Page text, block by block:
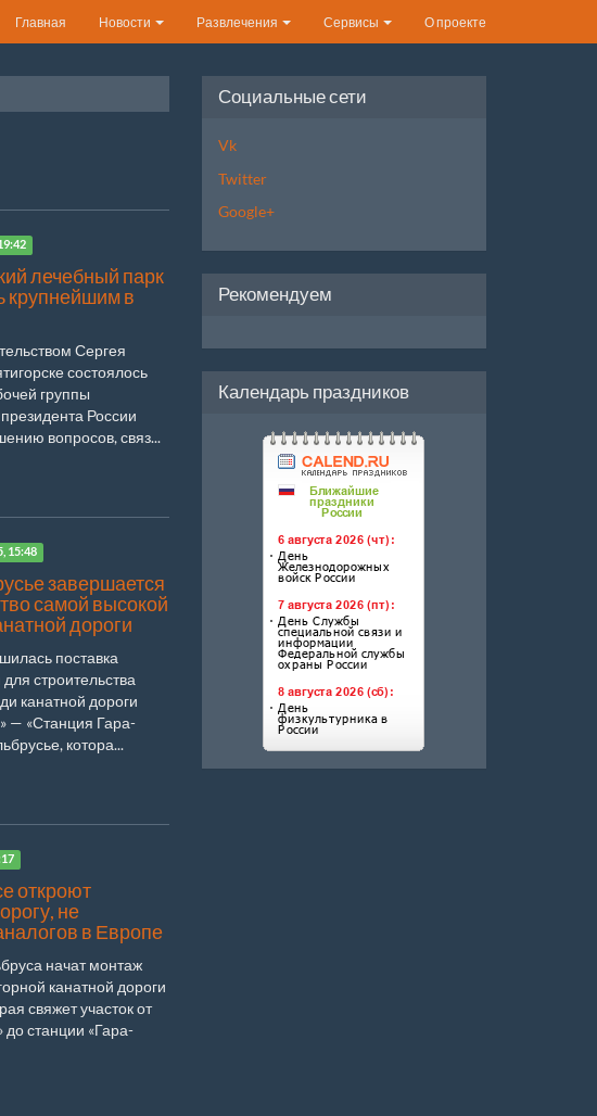
Главная Новости Развлечения Сервисы О проекте
лечебный парк
крупнейшим в
Сергея
состоялось
группы
России
вопросов, связ...
15:48
завершается
самой высокой
дороги
поставка
строительства
канатной дороги
— «Станция Гара-
котора...
откроют
не
в Европе
начат монтаж
канатной дороги
свяжет участок от
до станции «Гара-
Социальные сети
Vk
Twitter
Google+
Рекомендуем
Календарь праздников